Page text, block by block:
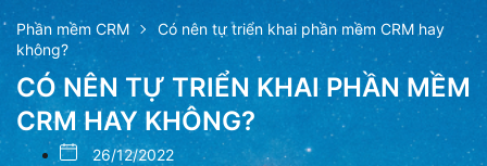
Phần mềm CRM
Có nên tự triển khai phần mềm CRM hay
không?
CÓ NÊN TỰ TRIỂN KHAI PHẦN MỀM
CRM HAY KHÔNG?
26/12/2022